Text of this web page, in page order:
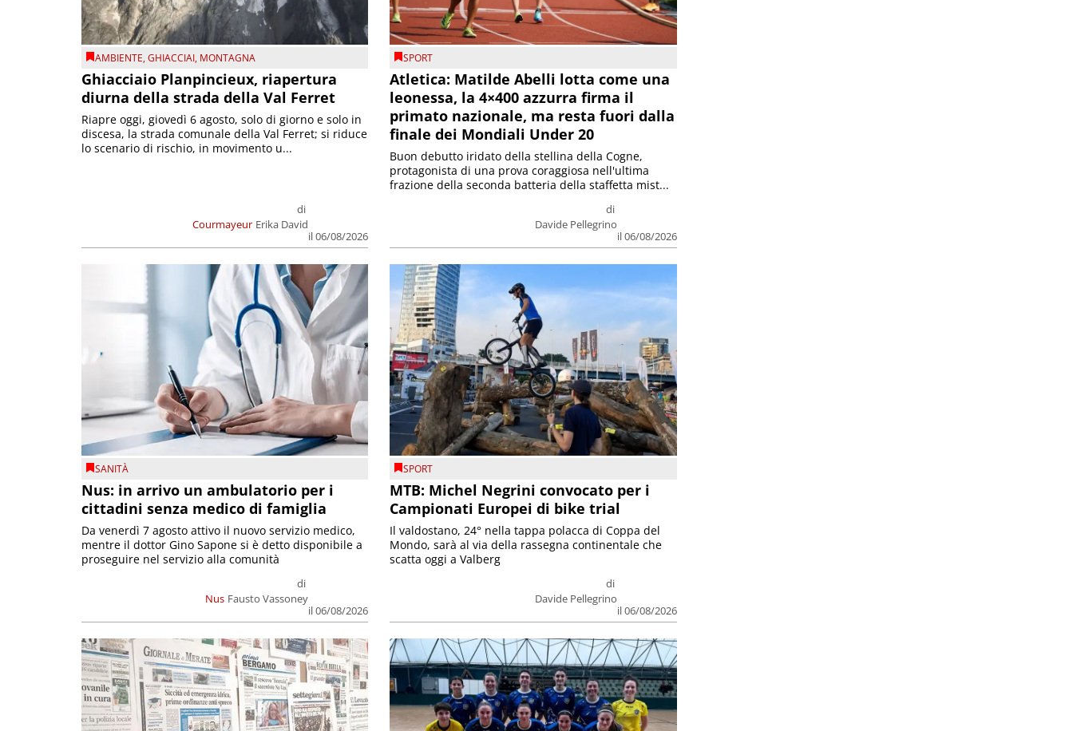
AMBIENTE,GHIACCIAI, MONTAGNA
Ghiacciaio Planpincieux, riapertura
diurna della strada della Val Ferret
Courmayeur
di
Erika David
il 06/08/2026
Riapre oggi, giovedì 6 agosto, solo di giorno e solo in
discesa, la strada comunale della Val Ferret; si riduce
lo scenario di rischio, in movimento u...
SPORT
Atletica: Matilde Abelli lotta come una
leonessa, la 4×400 azzurra firma il
primato nazionale, ma resta fuori dalla
finale dei Mondiali Under 20
di
Davide Pellegrino
il 06/08/2026
Buon debutto iridato della stellina della Cogne,
protagonista di una prova coraggiosa nell'ultima
frazione della seconda batteria della staffetta mist...
SANITÀ
Nus: in arrivo un ambulatorio per i
cittadini senza medico di famiglia
Nus
di
Fausto Vassoney
il 06/08/2026
Da venerdì 7 agosto attivo il nuovo servizio medico,
mentre il dottor Gino Sapone si è detto disponibile a
proseguire nel servizio alla comunità
SPORT
MTB: Michel Negrini convocato per i
Campionati Europei di bike trial
di
Davide Pellegrino
il 06/08/2026
Il valdostano, 24° nella tappa polacca di Coppa del
Mondo, sarà al via della rassegna continentale che
scatta oggi a Valberg